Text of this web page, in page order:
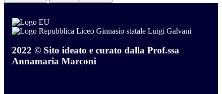
Liceo Ginnasio statale Luigi Galvani
2022 © Sito ideato e curato dalla Prof.ssa
Annamaria Marconi